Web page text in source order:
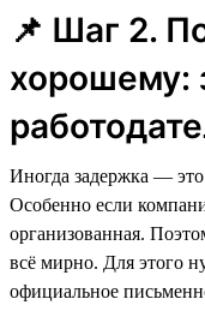
📌 Шаг 2.
хорошему:
Иногда задержка —
Особенно если
организованная.
всё мирно. Для этого
официальное